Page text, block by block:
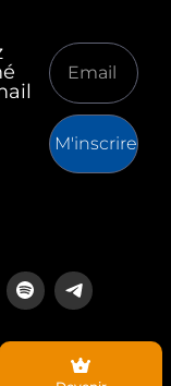
M'inscrire
est un média
ses lecteurs.